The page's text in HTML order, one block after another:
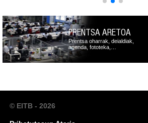
PRENTSA ARETOA
Prentsa oharrak, deialdiak,
agenda, fototeka,…
© EITB - 2026